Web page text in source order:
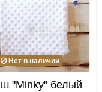
Нет в наличии
"Minky" белый